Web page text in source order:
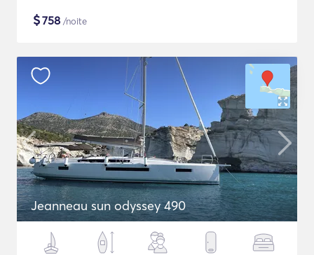
$758 /noite
Jeanneau sun odyssey 490